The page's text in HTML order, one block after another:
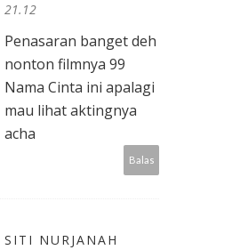
21.12
Penasaran banget deh
nonton filmnya 99
Nama Cinta ini apalagi
mau lihat aktingnya
acha
Balas
SITI NURJANAH